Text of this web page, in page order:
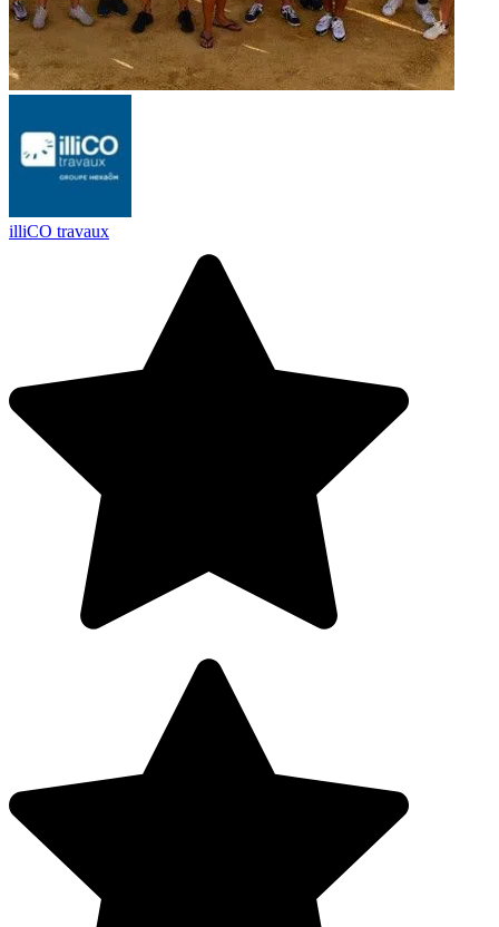
illiCO travaux